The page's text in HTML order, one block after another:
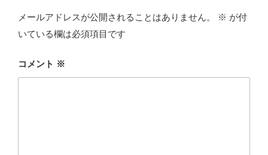
メールアドレスが公開されることはありません。 ※ が付
いている欄は必須項目です
コメント ※